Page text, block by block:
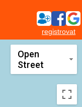
registrovat
Open
Street